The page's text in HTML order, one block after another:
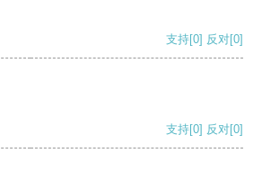
支持[0] 反对[0]
支持[0] 反对[0]